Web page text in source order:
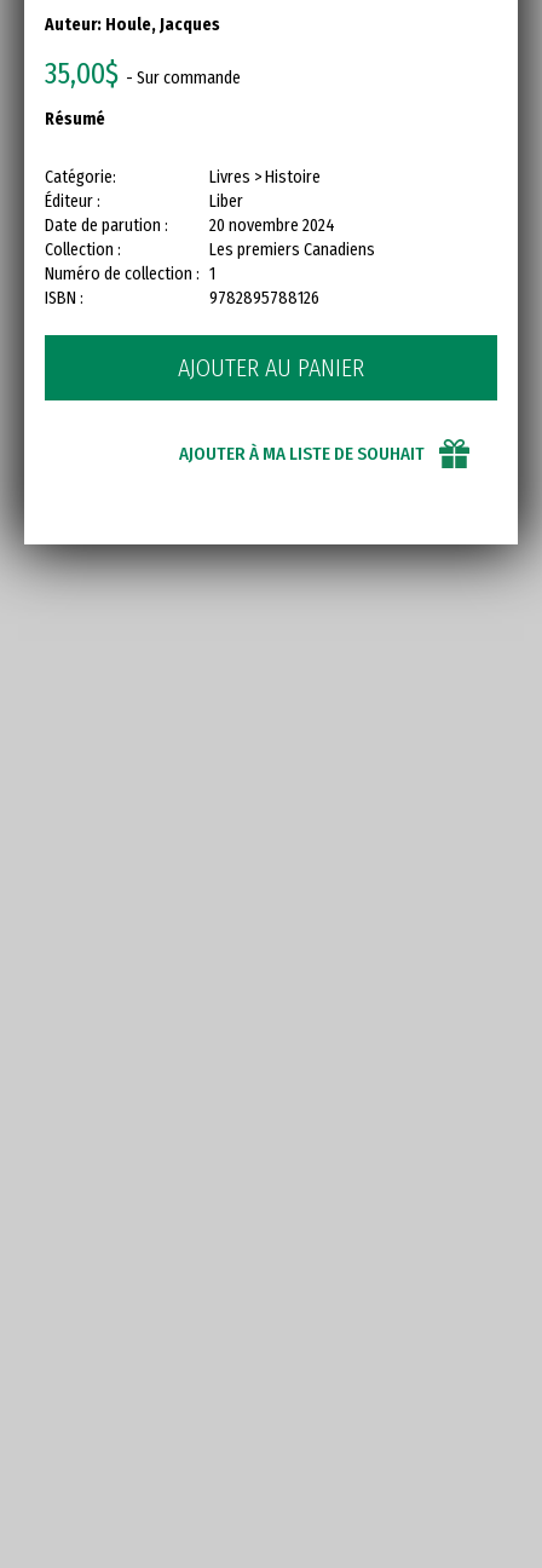
Auteur: Houle, Jacques
35,00$ - Sur commande
Résumé
Catégorie:
Livres > Histoire
Éditeur :
Liber
Date de parution :
20 novembre 2024
Collection :
Les premiers Canadiens
Numéro de collection : 1
ISBN :
9782895788126
AJOUTER AU PANIER
AJOUTER À MA LISTE DE SOUHAIT